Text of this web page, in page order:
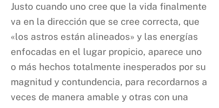
Justo cuando uno cree que la vida finalmente
va en la dirección que se cree correcta, que
«los astros están alineados» y las energías
enfocadas en el lugar propicio, aparece uno
o más hechos totalmente inesperados por su
magnitud y contundencia, para recordarnos a
veces de manera amable y otras con una